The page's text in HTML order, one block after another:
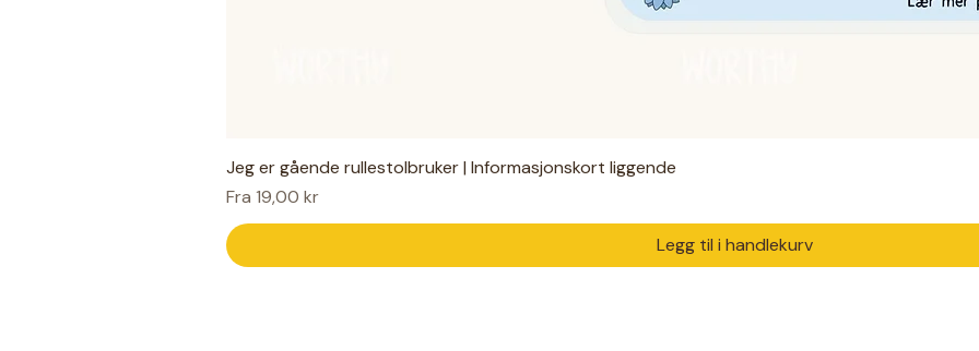
Jeg er gående rullestolbruker | Informasjonskort liggende
Fra 19,00 kr
Salgspris
Legg til i handlekurv